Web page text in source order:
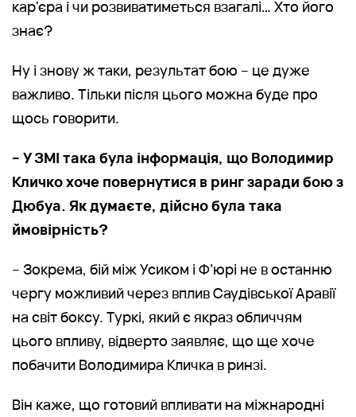
кар'єра і чи розвиватиметься взагалі… Хто його
знає?
Ну і знову ж таки, результат бою – це дуже
важливо. Тільки після цього можна буде про
щось говорити.
– У ЗМІ така була інформація, що Володимир
Кличко хоче повернутися в ринг заради бою з
Дюбуа. Як думаєте, дійсно була така
ймовірність?
– Зокрема, бій між Усиком і Ф’юрі не в останню
чергу можливий через вплив Саудівської Аравії
на світ боксу. Туркі, який є якраз обличчям
цього впливу, відверто заявляє, що ще хоче
побачити Володимира Кличка в ринзі.
Він каже, що готовий впливати на міжнародні